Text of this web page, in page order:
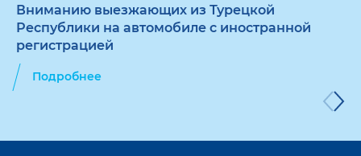
Вниманию выезжающих из Турецкой
Республики на автомобиле с иностранной
регистрацией
Подробнее